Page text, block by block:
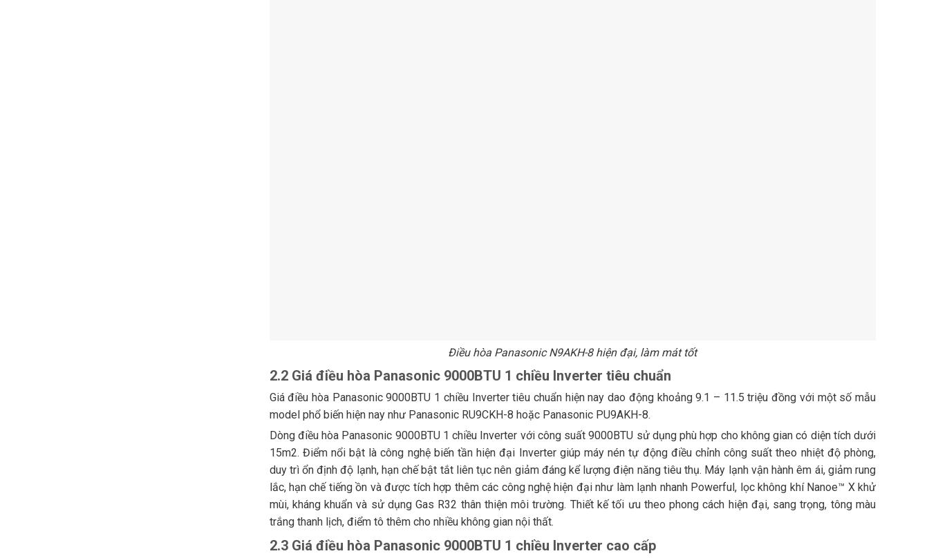
Điều hòa Panasonic N9AKH-8 hiện đại, làm mát tốt
2.2 Giá điều hòa Panasonic 9000BTU 1 chiều Inverter tiêu chuẩn
Giá điều hòa Panasonic 9000BTU 1 chiều Inverter tiêu chuẩn hiện nay dao động khoảng 9.1 – 11.5 triệu đồng với một số mẫu
model phổ biến hiện nay như Panasonic RU9CKH-8 hoặc Panasonic PU9AKH-8.
Dòng điều hòa Panasonic 9000BTU 1 chiều Inverter với công suất 9000BTU sử dụng phù hợp cho không gian có diện tích dưới
15m2. Điểm nổi bật là công nghệ biến tần hiện đại Inverter giúp máy nén tự động điều chỉnh công suất theo nhiệt độ phòng,
duy trì ổn định độ lạnh, hạn chế bật tắt liên tục nên giảm đáng kể lượng điện năng tiêu thụ. Máy lạnh vận hành êm ái, giảm rung
lắc, hạn chế tiếng ồn và được tích hợp thêm các công nghệ hiện đại như làm lạnh nhanh Powerful, lọc không khí Nanoe™ X khử
mùi, kháng khuẩn và sử dụng Gas R32 thân thiện môi trường. Thiết kế tối ưu theo phong cách hiện đại, sang trọng, tông màu
trắng thanh lịch, điểm tô thêm cho nhiều không gian nội thất.
2.3 Giá điều hòa Panasonic 9000BTU 1 chiều Inverter cao cấp